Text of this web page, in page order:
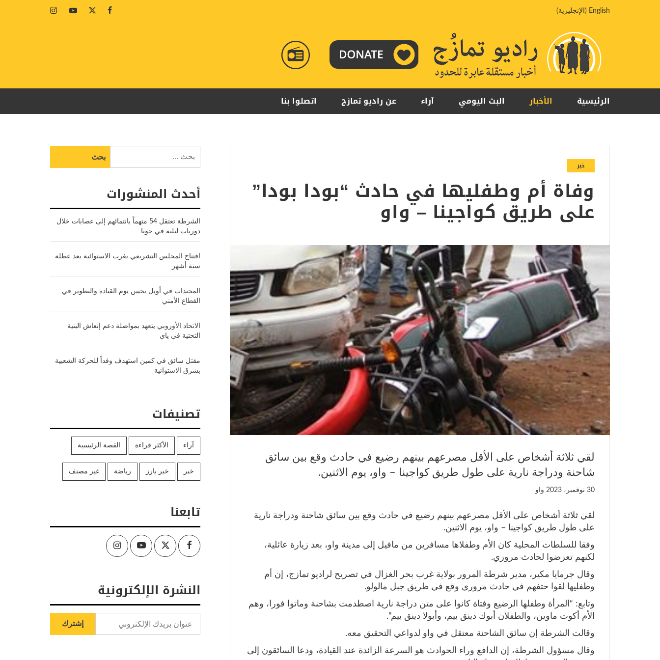
English
( الإنجليزية)
Facebook
Twitter
Youtube
Instagram
RADIO
TAMAZUJ الرئيسية الأخبار البث اليومي آراء عن راديو تمازج اتصلوا بنا
خبر
وفاة أم وطفليها في حادث “بودا بودا”
على طريق كواجينا – واو
لقي ثلاثة أشخاص على الأقل مصرعهم بينهم رضيع في حادث وقع بين سائق
شاحنة ودراجة نارية على طول طريق كواجينا – واو، يوم الاثنين.
30 نوفمبر، 2023 واو
لقي ثلاثة أشخاص على الأقل مصرعهم بينهم رضيع في حادث وقع بين سائق شاحنة ودراجة نارية
على طول طريق كواجينا – واو، يوم الاثنين.
وفقا للسلطات المحلية كان الأم وطفلاها مسافرين من مافيل إلى مدينة واو، بعد زيارة عائلية،
لكنهم تعرضوا لحادث مروري.
وقال جرمايا مكير، مدير شرطة المرور بولاية غرب بحر الغزال في تصريح لراديو تمازج، إن أم
وطفليها لقوا حتفهم في حادث مروري وقع في طريق جبل مالولو.
وتابع: “المرأة وطفلها الرضيع وفتاة كانوا على متن دراجة نارية اصطدمت بشاحنة وماتوا فورا، وهم
الأم أكوت ماوين، والطفلان أبوك دينق بيم، وأبولا دينق بيم”.
وقالت الشرطة إن سائق الشاحنة معتقل في واو لدواعي التحقيق معه.
وقال مسؤول الشرطة، إن الدافع وراء الحوادث هو السرعة الزائدة عند القيادة، ودعا السائقون إلى
عن:
أحدث المنشورات
الشرطة تعتقل 54 متهماً بانتمائهم إلى عصابات خلال
دوريات ليلية في جوبا
افتتاح المجلس التشريعي بغرب الاستوائية بعد عطلة
ستة أشهر
المجندات في أويل يحيين يوم القيادة والتطوير في
القطاع الأمني
الاتحاد الأوروبي يتعهد بمواصلة دعم إنعاش البنية
التحتية في ياي
مقتل سائق في كمين استهدف وفداً للحركة الشعبية
بشرق الاستوائية
تصنيفات
آراء الأكثر قراءة القصة الرئيسية
خبر خبر بارز رياضة غير مصنف
تابعنا
Facebook
Twitter
Youtube
Instagram
النشرة الإلكترونية